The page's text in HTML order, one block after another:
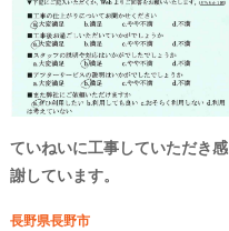
ていねいに工事していただき感
謝しています。
長野県長野市